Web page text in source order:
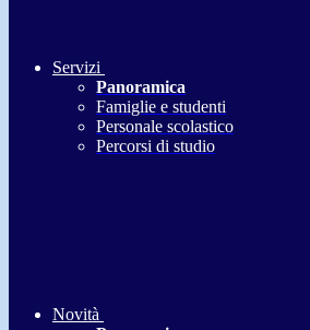
Servizi
Panoramica
Famiglie e studenti
Personale scolastico
Percorsi di studio
Novità